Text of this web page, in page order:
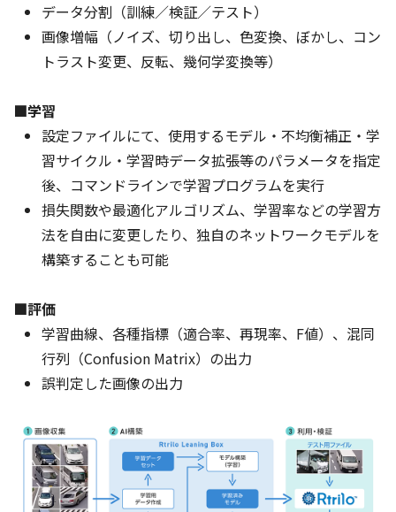
データ分割（訓練／検証／テスト）
画像増幅（ノイズ、切り出し、色変換、ぼかし、コン
トラスト変更、反転、幾何学変換等）
■学習
設定ファイルにて、使用するモデル・不均衡補正・学
習サイクル・学習時データ拡張等のパラメータを指定
後、コマンドラインで学習プログラムを実行
損失関数や最適化アルゴリズム、学習率などの学習方
法を自由に変更したり、独自のネットワークモデルを
構築することも可能
■評価
学習曲線、各種指標（適合率、再現率、F値）、混同
行列（Confusion Matrix）の出力
誤判定した画像の出力